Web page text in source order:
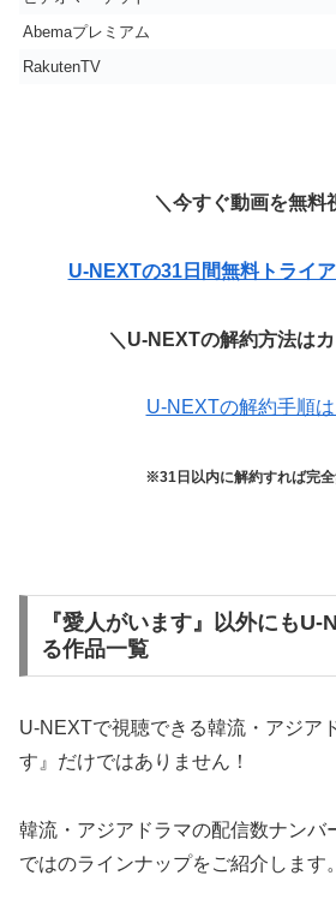
Abemaプレミアム
RakutenTV
＼今すぐ動画を無料
U-NEXTの31日間無料トライ
＼U-NEXTの解約方法は
U-NEXTの解約手順
※31日以内に解約すれば完
『愛人がいます』以外にもU-
る作品一覧
U-NEXTで視聴できる韓流・アジア
す』だけではありません！
韓流・アジアドラマの配信数ナンバ
ではのラインナップをご紹介します。